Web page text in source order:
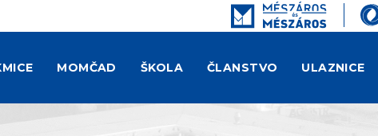
MOMČAD ŠKOLA ČLANSTVO ULAZNICE